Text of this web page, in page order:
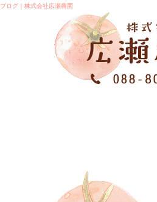
ブログ｜株式会社広瀬農園